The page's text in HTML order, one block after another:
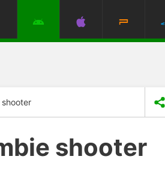
shooter